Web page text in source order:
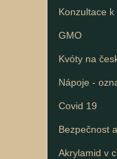
Konzultace
GMO
Kvóty na
Nápoje -
Covid 19
Bezpečnost
Akrylamid v